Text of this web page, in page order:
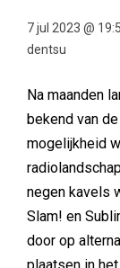
7 jul 2023 @
dentsu
Na maanden
bekend van
mogelijkheid
negen kavels
Slam! en
door op